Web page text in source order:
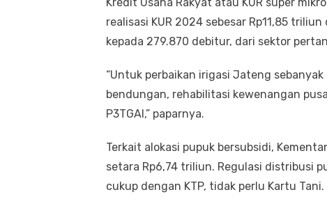
realisasi KUR 2024 sebesar Rp11,85
kepada 279.870 debitur, dari sektor
“Untuk perbaikan irigasi Jateng
bendungan, rehabilitasi kewenangan
P3TGAI,” paparnya.
Terkait alokasi pupuk bersubsidi,
setara Rp6,74 triliun. Regulasi distribusi
cukup dengan KTP, tidak perlu Kartu Tani.